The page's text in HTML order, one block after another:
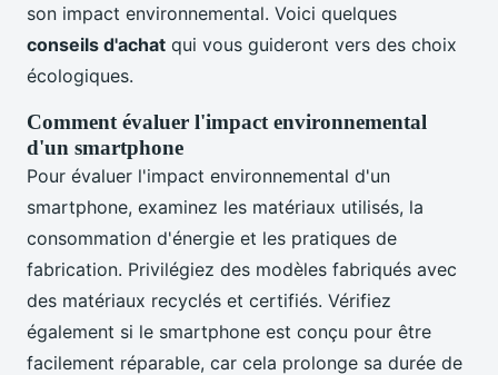
son impact environnemental. Voici quelques
conseils d'achat qui vous guideront vers des choix
écologiques.
Comment évaluer l'impact environnemental
d'un smartphone
Pour évaluer l'impact environnemental d'un
smartphone, examinez les matériaux utilisés, la
consommation d'énergie et les pratiques de
fabrication. Privilégiez des modèles fabriqués avec
des matériaux recyclés et certifiés. Vérifiez
également si le smartphone est conçu pour être
facilement réparable, car cela prolonge sa durée de